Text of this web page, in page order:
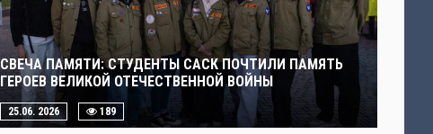
СВЕЧА ПАМЯТИ: СТУДЕНТЫ САСК ПОЧТИЛИ ПАМЯТЬ
ГЕРОЕВ ВЕЛИКОЙ ОТЕЧЕСТВЕННОЙ ВОЙНЫ
25.06. 2026 189